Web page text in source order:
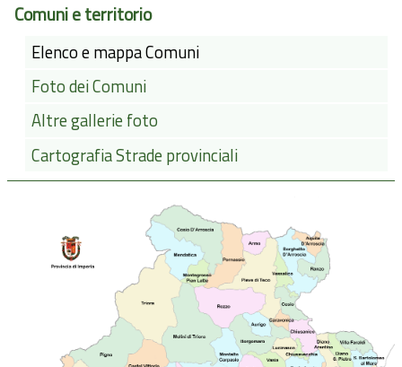
Comuni e territorio
Elenco e mappa Comuni
Foto dei Comuni
Altre gallerie foto
Cartografia Strade provinciali